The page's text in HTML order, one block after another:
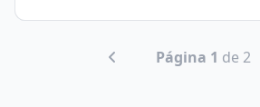
Página 1 de 2